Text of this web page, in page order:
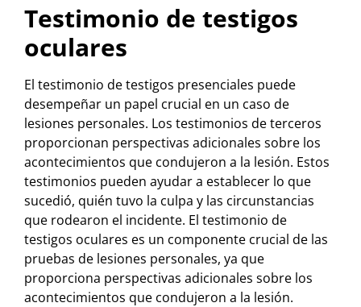
Testimonio de testigos
oculares
El testimonio de testigos presenciales puede
desempeñar un papel crucial en un caso de
lesiones personales. Los testimonios de terceros
proporcionan perspectivas adicionales sobre los
acontecimientos que condujeron a la lesión. Estos
testimonios pueden ayudar a establecer lo que
sucedió, quién tuvo la culpa y las circunstancias
que rodearon el incidente. El testimonio de
testigos oculares es un componente crucial de las
pruebas de lesiones personales, ya que
proporciona perspectivas adicionales sobre los
acontecimientos que condujeron a la lesión.